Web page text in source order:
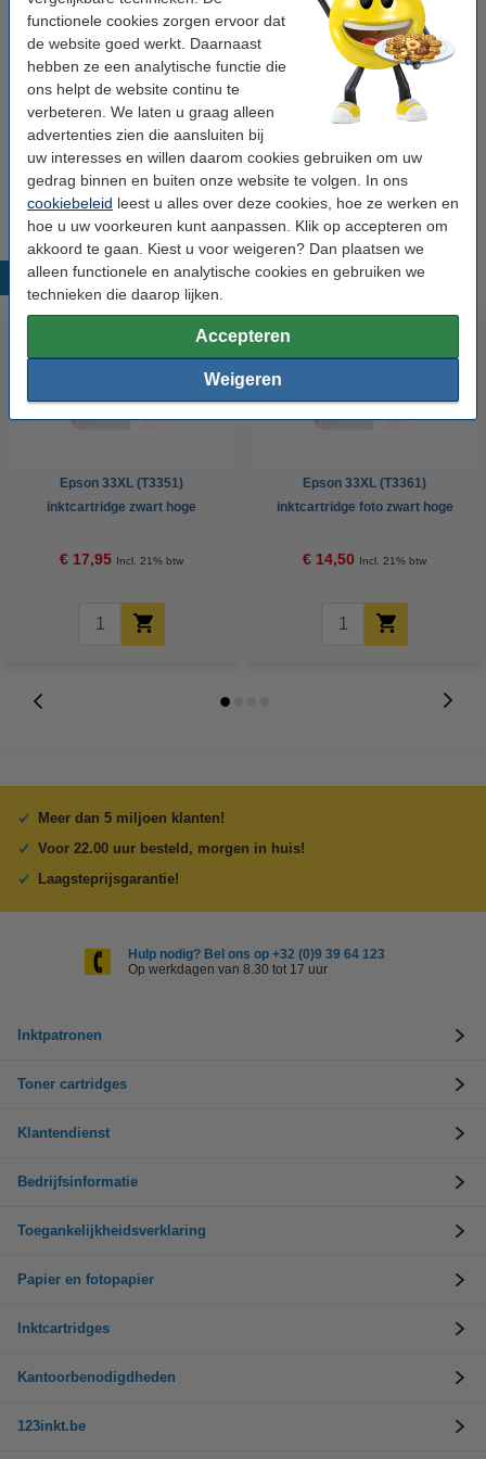
functionele cookies zorgen ervoor dat
de website goed werkt. Daarnaast
hebben ze een analytische functie die
ons helpt de website continu te
verbeteren. We laten u graag alleen
advertenties zien die aansluiten bij
uw interesses en willen daarom cookies gebruiken om uw
gedrag binnen en buiten onze website te volgen. In ons
cookiebeleid leest u alles over deze cookies, hoe ze werken en
hoe u uw voorkeuren kunt aanpassen. Klik op accepteren om
akkoord te gaan. Kiest u voor weigeren? Dan plaatsen we
alleen functionele en analytische cookies en gebruiken we
technieken die daarop lijken.
Accepteren
Weigeren
Tip: complete set bestellen
Epson 33XL (T3357) multipack 5 kleuren hoge
capaciteit (123inkt huismerk)
€ 74,50
Tip
Wij adviseren u om deze cartridge i.p.v. de originele cartridge te
nemen.
Populaire producten
Epson 33XL (T3351)
inktcartridge zwart hoge
€ 17,95 Incl. 21% btw
Epson 33XL (T3361)
inktcartridge foto zwart hoge
€ 14,50 Incl. 21% btw
Meer dan 5 miljoen klanten!
Voor 22.00 uur besteld, morgen in huis!
Laagsteprijsgarantie!
Hulp nodig? Bel ons op +32 (0)9 39 64 123
Op werkdagen van 8.30 tot 17 uur
Inktpatronen
Toner cartridges
Klantendienst
Bedrijfsinformatie
Toegankelijkheidsverklaring
Papier en fotopapier
Inktcartridges
Kantoorbenodigdheden
123inkt.be